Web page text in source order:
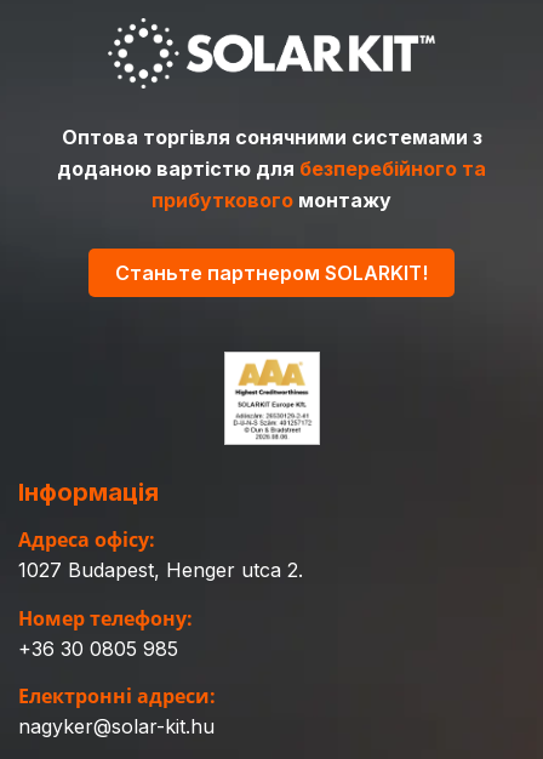
Оптова торгівля сонячними системами з
доданою вартістю для безперебійного та
прибуткового монтажу
Станьте партнером SOLARKIT!
Інформація
Адреса офісу:
1027 Budapest, Henger utca 2.
Номер телефону:
+36 30 0805 985
Електронні адреси:
nagyker@solar-kit.hu